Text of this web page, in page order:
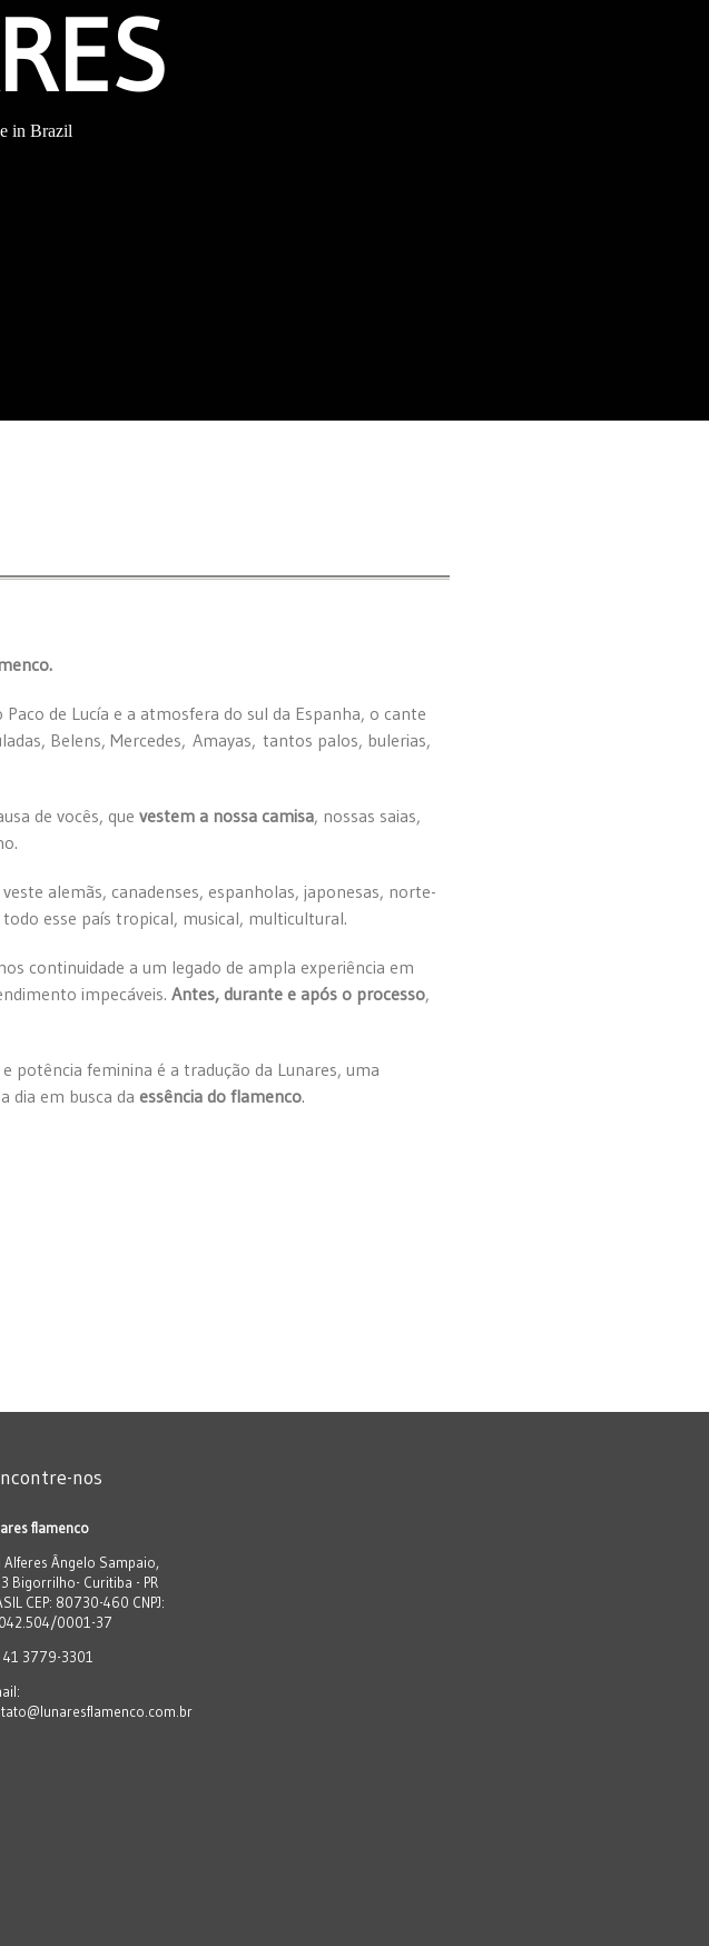
in Brazil
de Lucía e a atmosfera do sul da Espanha, o cante
Belens, Mercedes, Amayas,tantos palos, bulerias,
de vocês, quevestem a nossa camisa, nossas saias,
alemãs, canadenses, espanholas, japonesas, norte-
todo esse país tropical, musical, multicultural.
continuidade a um legado de ampla experiência em
impecáveis.Antes, durante e após o processo,
e potência feminina é a tradução da Lunares, uma
dia em busca da essência do flamenco.
nos
flamenco
Alferes Ângelo Sampaio,
Bigorrilho- Curitiba - PR
CEP: 80730-460 CNPJ:
0001-37
41 3779-3301